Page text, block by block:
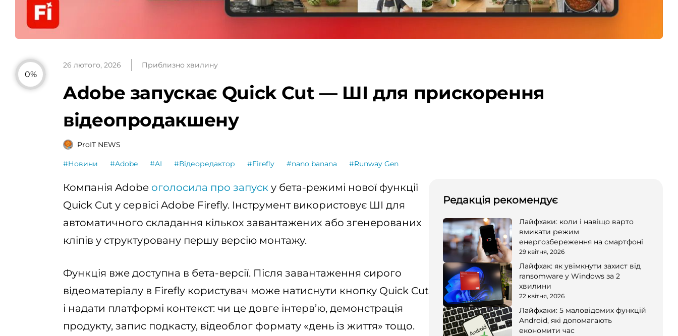
0%
26 лютого, 2026 Приблизно хвилину
Adobe запускає Quick Cut — ШІ для прискорення
відеопродакшену
ProIT NEWS
#Новини #Adobe #AI #Відеоредактор #Firefly #nano banana #Runway Gen
Компанія Adobe оголосила про запуск у бета-режимі нової функції
Quick Cut у сервісі Adobe Firefly. Інструмент використовує ШІ для
автоматичного складання кількох завантажених або згенерованих
кліпів у структуровану першу версію монтажу.
Функція вже доступна в бета-версії. Після завантаження сирого
відеоматеріалу в Firefly користувач може натиснути кнопку Quick Cut
і надати платформі контекст: чи це довге інтерв’ю, демонстрація
продукту, запис подкасту, відеоблог формату «день із життя» тощо.
Редакція рекомендує
Лайфхаки: коли і навіщо варто
вмикати режим
енергозбереження на смартфоні
29 квітня, 2026
Лайфхак: як увімкнути захист від
ransomware у Windows за 2
хвилини
22 квітня, 2026
Лайфхаки: 5 маловідомих функцій
Android, які допомагають
економити час